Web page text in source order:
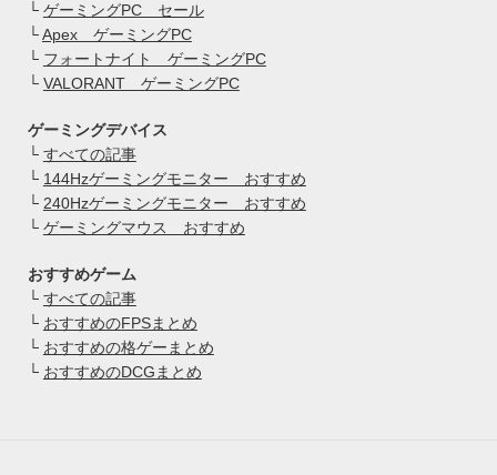
└ ゲーミングPC セール
└Apex ゲーミングPC
└ フォートナイト ゲーミングPC
└ VALORANT ゲーミングPC
ゲーミングデバイス
└ すべての記事
└ 144Hzゲーミングモニター おすすめ
└ 240Hzゲーミングモニター おすすめ
└ ゲーミングマウス おすすめ
おすすめゲーム
└ すべての記事
└ おすすめのFPSまとめ
└ おすすめの格ゲーまとめ
└ おすすめのDCGまとめ